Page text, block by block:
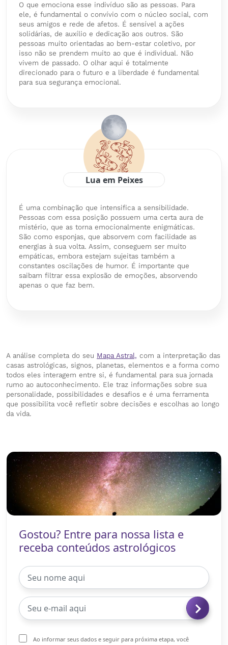
O que emociona esse indivíduo são as pessoas. Para
ele, é fundamental o convívio com o núcleo social, com
seus amigos e rede de afetos. É sensível a ações
solidárias, de auxílio e dedicação aos outros. São
pessoas muito orientadas ao bem-estar coletivo, por
isso não se prendem muito ao que é individual. Não
vivem de passado. O olhar aqui é totalmente
direcionado para o futuro e a liberdade é fundamental
para sua segurança emocional.
Lua em Peixes
É uma combinação que intensifica a sensibilidade.
Pessoas com essa posição possuem uma certa aura de
mistério, que as torna emocionalmente enigmáticas.
São como esponjas, que absorvem com facilidade as
energias à sua volta. Assim, conseguem ser muito
empáticas, embora estejam sujeitas também a
constantes oscilações de humor. É importante que
saibam filtrar essa explosão de emoções, absorvendo
apenas o que faz bem.
A análise completa do seu Mapa Astral, com a interpretação das
casas astrológicas, signos, planetas, elementos e a forma como
todos eles interagem entre si, é fundamental para sua jornada
rumo ao autoconhecimento. Ele traz informações sobre sua
personalidade, possibilidades e desafios e é uma ferramenta
que possibilita você refletir sobre decisões e escolhas ao longo
da vida.
Gostou? Entre para nossa lista e
receba conteúdos astrológicos
Ao informar seus dados e seguir para próxima etapa, você